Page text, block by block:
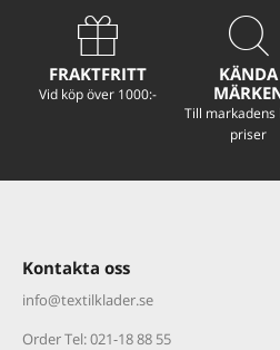
FRAKTFRITT
Vid köp över 1000:-
KÄNDA
Till markadens
priser
Kontakta oss
info@textilklader.se
Order Tel: 021-18 88 55